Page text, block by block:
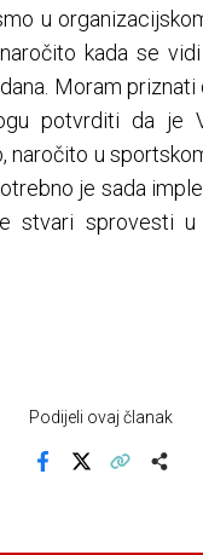
u
kada se
Moram priznati
potvrditi da je
naročito u
je sada
stvari sprovesti u
Podijeli ovaj članak